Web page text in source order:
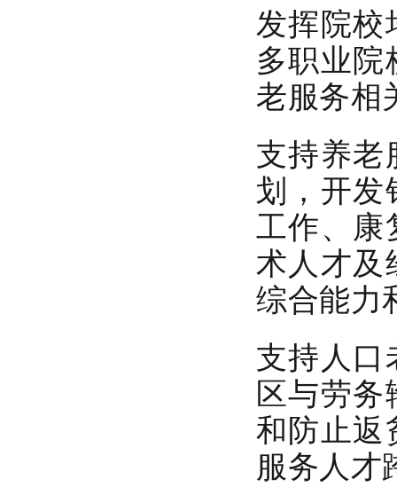
发挥院校
多职业
老服务相
支持养老
划，开发
工作、康
术人才及
综合能力
支持人口
区与劳
和防止返
服务人才